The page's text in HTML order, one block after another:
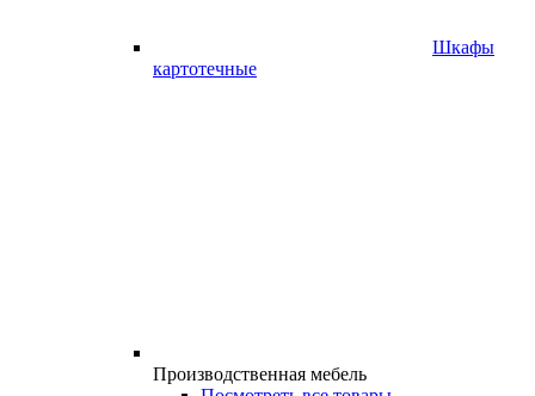
Шкафы
картотечные
Производственная мебель